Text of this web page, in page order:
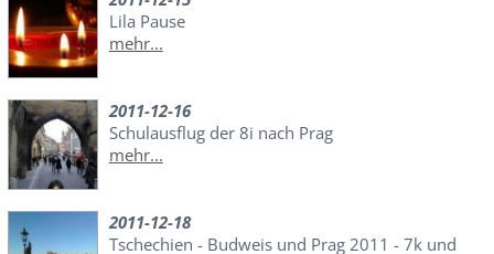
Lila Pause
mehr...
2011-12-16
Schulausflug der 8i nach Prag
mehr...
2011-12-18
Tschechien - Budweis und Prag 2011 - 7k und